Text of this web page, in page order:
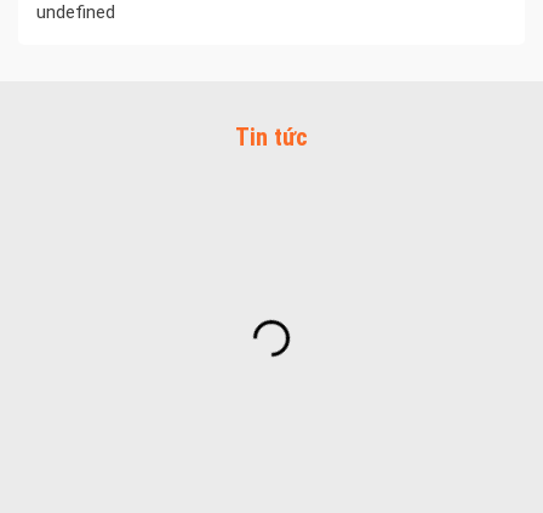
undefined
Tin tức